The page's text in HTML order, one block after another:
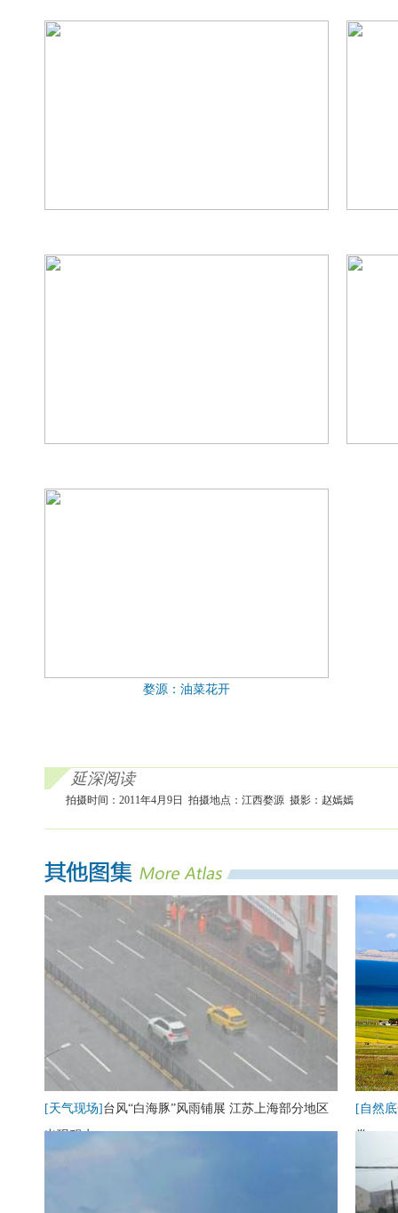
婺源：油菜花开
延深阅读
拍摄时间：2011年4月9日 拍摄地点：江西婺源 摄影：赵嫣嫣
[天气现场] 台风“白海豚”风雨铺展 江苏上海部分地区
出现积水
[自然
卷